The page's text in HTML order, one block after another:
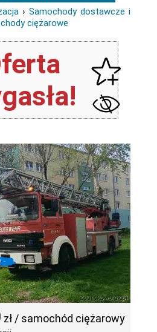
› Samochody dostawcze i
ciężarowe
zł / samochód ciężarowy